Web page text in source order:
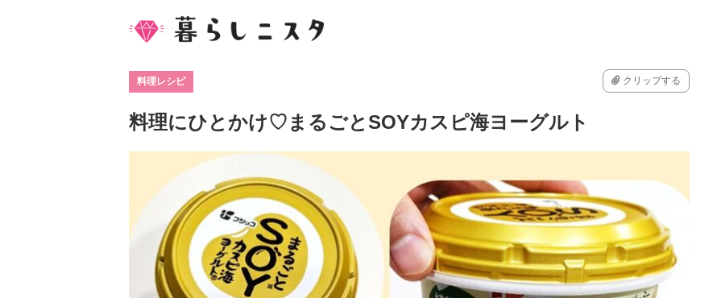
料理レシピ クリップする
料理にひとかけ♡まるごとSOYカスピ海ヨーグルト